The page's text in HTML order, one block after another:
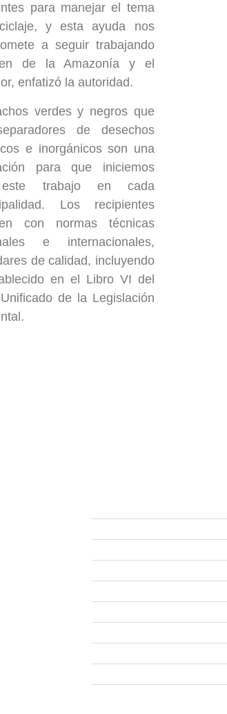
para manejar el tema
y esta ayuda nos
a seguir trabajando
de la Amazonía y el
enfatizó la autoridad.
verdes y negros que
de desechos
e inorgánicos son una
para que iniciemos
trabajo en cada
Los recipientes
con normas técnicas
e internacionales,
de calidad, incluyendo
en el Libro VI del
de la Legislación
Webmail
Zamora
Yantzaza
Centinela del Cóndor
El Pangui
Palanda
Nangaritza
Paquisha
Chinchipe